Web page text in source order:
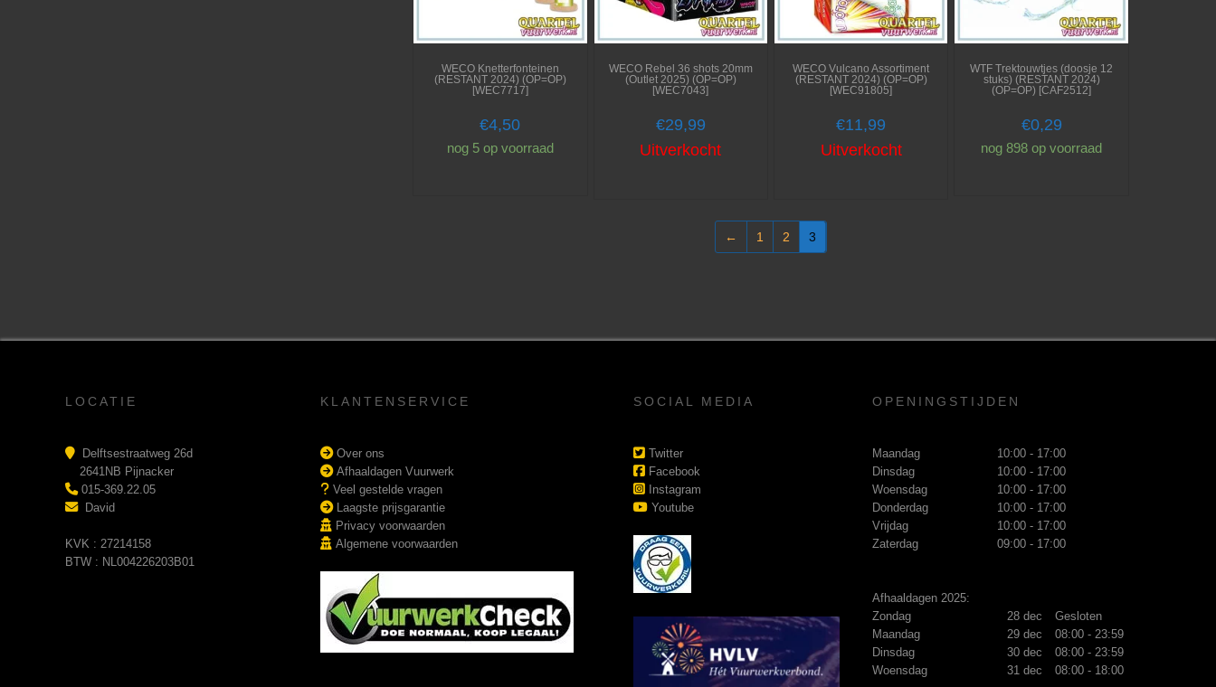
WECO Knetterfonteinen
(RESTANT 2024) (OP=OP)
[WEC7717]
€4,50
nog 5 op voorraad
WECO Rebel 36 shots 20mm
(Outlet 2025) (OP=OP)
[WEC7043]
€29,99
Uitverkocht
WECO Vulcano Assortiment
(RESTANT 2024) (OP=OP)
[WEC91805]
€11,99
Uitverkocht
WTF Trektouwtjes (doosje 12
stuks) (RESTANT 2024)
(OP=OP) [CAF2512]
€0,29
nog 898 op voorraad
← 1 2 3
LOCATIE
Delftsestraatweg 26d
2641NB Pijnacker
015-369.22.05
David
KVK : 27214158
BTW : NL004226203B01
KLANTENSERVICE
Over ons
Afhaaldagen Vuurwerk
Veel gestelde vragen
Laagste prijsgarantie
Privacy voorwaarden
Algemene voorwaarden
SOCIAL MEDIA
Twitter
Facebook
Instagram
Youtube
OPENINGSTIJDEN
Maandag
10:00 - 17:00
Dinsdag
10:00 - 17:00
Woensdag
10:00 - 17:00
Donderdag
10:00 - 17:00
Vrijdag
10:00 - 17:00
Zaterdag
09:00 - 17:00
Afhaaldagen 2025:
Zondag
28 dec
Gesloten
Maandag
29 dec
08:00 - 23:59
Dinsdag
30 dec
08:00 - 23:59
Woensdag
31 dec 08:00 - 18:00